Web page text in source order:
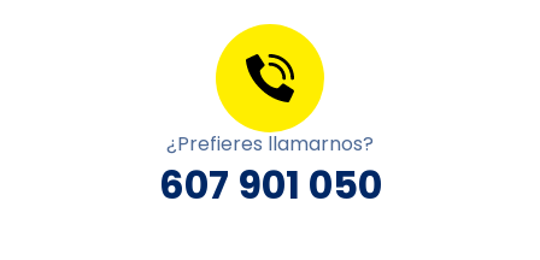
¿Prefieres llamarnos?
607 901 050